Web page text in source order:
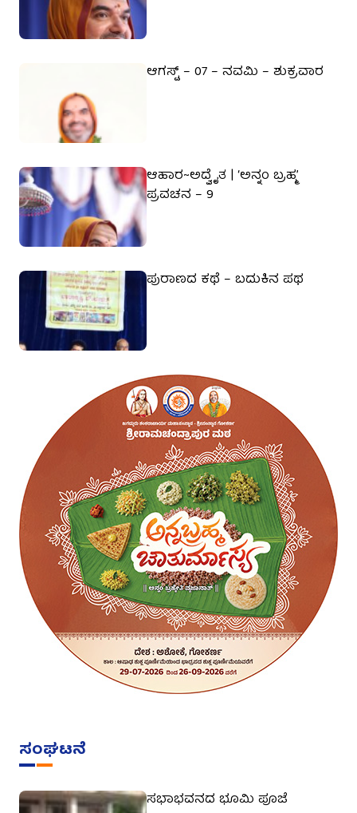
ಆಗಸ್ಟ್ – 07 – ನವಮಿ – ಶುಕ್ರವಾರ
ಆಹಾರ~ಅದ್ವೈತ | ‘ಅನ್ನಂ ಬ್ರಹ್ಮ’
ಪ್ರವಚನ – 9
ಪುರಾಣದ ಕಥೆ – ಬದುಕಿನ ಪಥ
ಸಂಘಟನೆ
ಸಭಾಭವನದ ಭೂಮಿ ಪೂಜೆ